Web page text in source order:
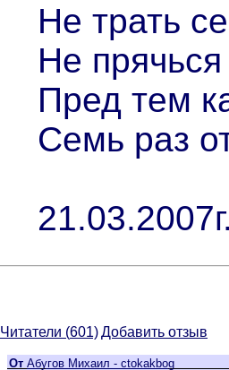
Не трать
Не
Пред тем
Семь раз
Читатели (601)Добавить отзыв
От Абугов Михаил - ctokakbog